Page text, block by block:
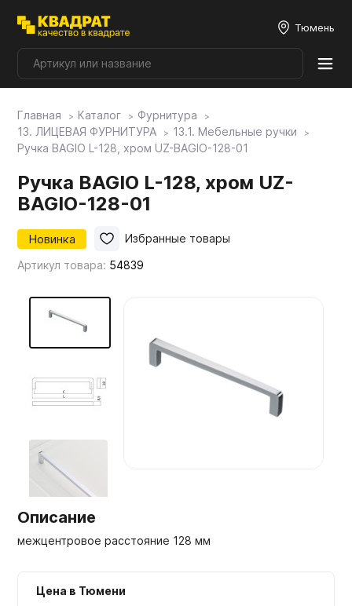
Тюмень
Плитные материалы
Мой ЭГГЕР
Фасады
Мебельные образцы, каталоги
Главная Каталог
Фурнитура
13. ЛИЦЕВАЯ ФУРНИТУРА
13.1. Мебельные ручки
Ручка BAGIO L-128, хром UZ-BAGIO-128-01
Ручка BAGIO L-128, хром UZ-
BAGIO-128-01
Новинка
Артикул товара: 54839
Избранные товары
Описание
межцентровое расстояние 128 мм
Цена в Тюмени